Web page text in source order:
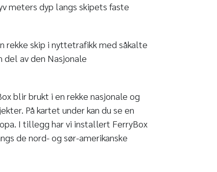
meters dyp langs skipets faste
rekke skip i nyttetrafikk med såkalte
del av den Nasjonale
blir brukt i en rekke nasjonale og
På kartet under kan du se en
I tillegg har vi installert FerryBox
de nord- og sør-amerikanske